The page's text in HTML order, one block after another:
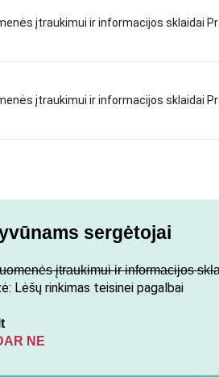
įtraukimui ir informacijos sklaidai
įtraukimui ir informacijos sklaidai
sergėtojai
įtraukimui ir informacijos
Lėšų rinkimas teisinei pagalbai
NE